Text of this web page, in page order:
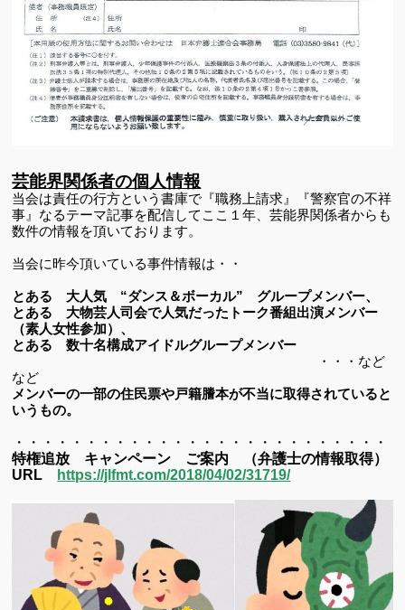
芸能界関係者の個人情報
当会は責任の行方という書庫で『職務上請求』『警察官の不祥
事』なるテーマ記事を配信してここ１年、芸能界関係者からも
数件の情報を頂いております。
当会に昨今頂いている事件情報は・・
とある 大人気 “ダンス＆ボーカル” グループメンバー、
とある 大物芸人司会で人気だったトーク番組出演メンバー
（素人女性参加）、
とある 数十名構成アイドルグループメンバー
・・・など
など
メンバーの一部の住民票や戸籍謄本が不当に取得されていると
いうもの。
・・・・・・・・・・・・・・・・・・・・・・・・・・
特権追放 キャンペーン ご案内 （弁護士の情報取得）
URL
https://jlfmt.com/2018/04/02/31719/